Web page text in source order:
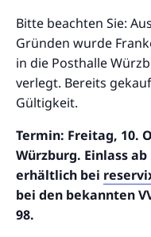
Bitte beachten Sie:
Gründen wurde
in die Posthalle
verlegt. Bereits
Gültigkeit.
Termin: Freitag, 10.
Würzburg. Einlass
erhältlich bei
bei den bekannten
98.